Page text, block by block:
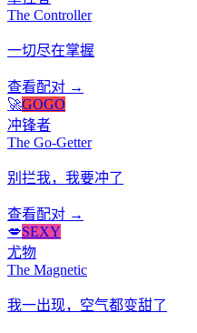
The Controller
一切尽在掌握
查看配对 →
🚀GOGO
冲锋者
The Go-Getter
别拦我，我要冲了
查看配对 →
💋SEXY
尤物
The Magnetic
我一出现，空气都变甜了